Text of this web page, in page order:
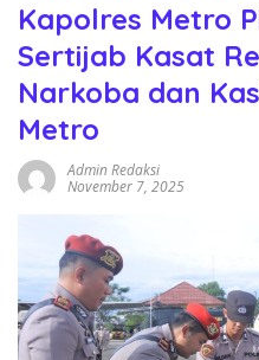
Kapolres Metro
Sertijab Kasat
Narkoba dan
Metro
Admin Redaksi
November 7, 2025